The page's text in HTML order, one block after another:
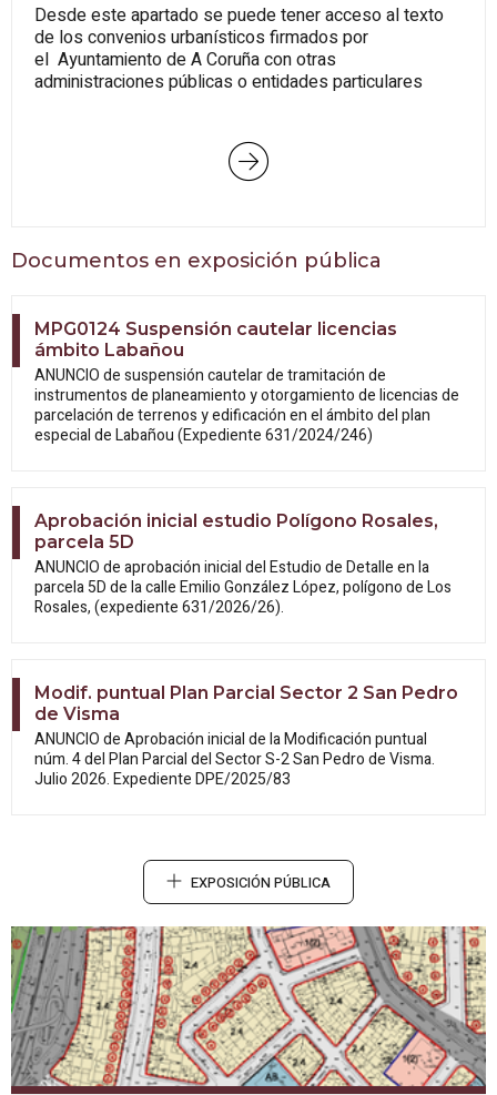
Desde este apartado se puede tener acceso al texto
de los convenios urbanísticos firmados por
el Ayuntamiento de A Coruña con otras
administraciones públicas o entidades particulares
Documentos en exposición pública
MPG0124 Suspensión cautelar licencias
ámbito Labañou
ANUNCIO de suspensión cautelar de tramitación de
instrumentos de planeamiento y otorgamiento de licencias de
parcelación de terrenos y edificación en el ámbito del plan
especial de Labañou (Expediente 631/2024/246)
Aprobación inicial estudio Polígono Rosales,
parcela 5D
ANUNCIO de aprobación inicial del Estudiode Detalle en la
parcela 5D de la calle Emilio González López, polígono de Los
Rosales, (expediente 631/2026/26).
Modif. puntual Plan Parcial Sector 2 San Pedro
de Visma
ANUNCIO de Aprobación inicial de laModificación puntual
núm. 4 del Plan Parcial del Sector S-2 San Pedro de Visma.
Julio 2026. Expediente DPE/2025/83
EXPOSICIÓN PÚBLICA